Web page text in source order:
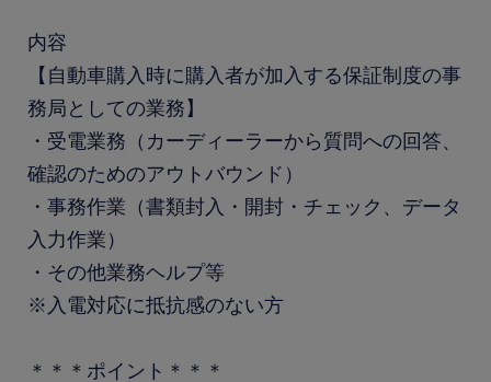
内容
【自動車購入時に購入者が加入する保証制度の事
務局としての業務】
・受電業務（カーディーラーから質問への回答、
確認のためのアウトバウンド）
・事務作業（書類封入・開封・チェック、データ
入力作業）
・その他業務ヘルプ等
※入電対応に抵抗感のない方
＊＊＊ポイント＊＊＊